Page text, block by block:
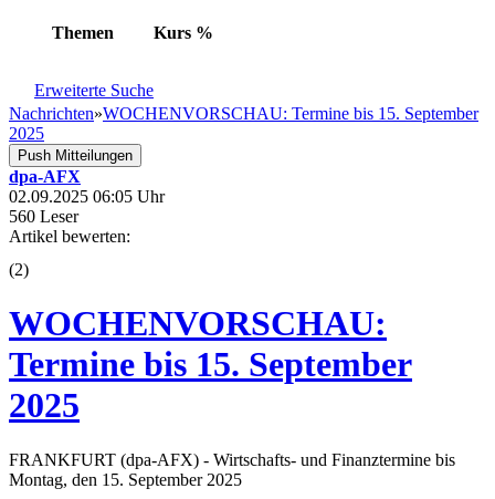
Themen Kurs %
Erweiterte Suche
Nachrichten»WOCHENVORSCHAU: Termine bis 15. September
2025
Push Mitteilungen
dpa-AFX
02.09.2025 06:05 Uhr
560 Leser
Artikel bewerten:
(2)
WOCHENVORSCHAU:
Termine bis 15. September
2025
FRANKFURT (dpa-AFX) - Wirtschafts- und Finanztermine bis
Montag, den 15. September 2025